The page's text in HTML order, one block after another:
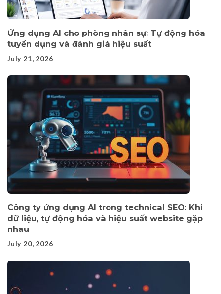
Ứng dụng AI cho phòng nhân sự: Tự động hóa
tuyển dụng và đánh giá hiệu suất
July 21, 2026
Công ty ứng dụng AI trong technical SEO: Khi
dữ liệu, tự động hóa và hiệu suất website gặp
nhau
July 20, 2026